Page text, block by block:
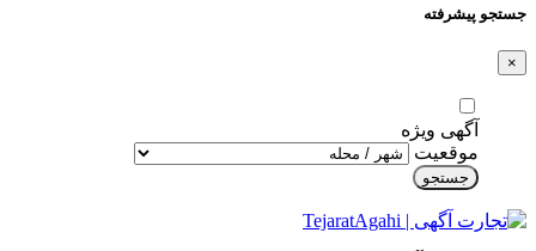
جستجو پیشرفته
×
آگهی ویژه
موقعیت
جستجو